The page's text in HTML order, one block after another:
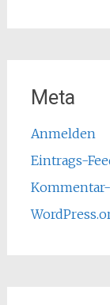
Meta
Anmelden
Eintrags-
Kommentar-